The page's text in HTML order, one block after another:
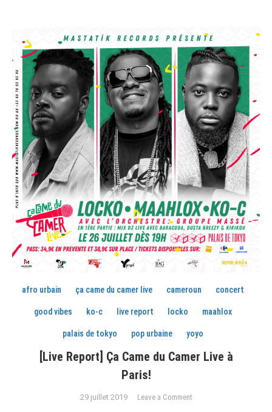
afro urbain ça came du camer live cameroun concert
good vibes ko-c live report locko maahlox
palais de tokyo pop urbaine yoyo
[Live Report] Ça Came du Camer Live à
Paris!
29 juillet 2019 Leave a Commenton